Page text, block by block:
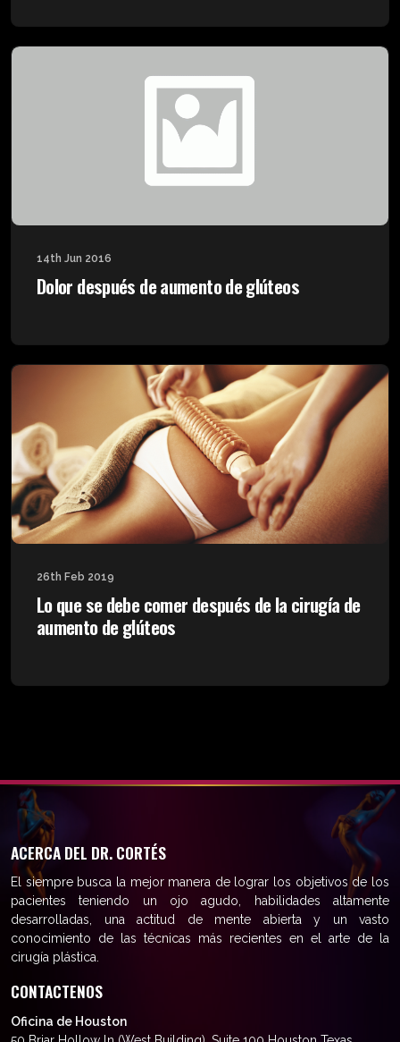
14th Jun 2016
Dolor después de aumento de glúteos
26th Feb 2019
Lo que se debe comer después de la cirugía de
aumento de glúteos
ACERCA DEL DR. CORTÉS
El siempre busca la mejor manera de lograr los objetivos de los
pacientes teniendo un ojo agudo, habilidades altamente
desarrolladas, una actitud de mente abierta y un vasto
conocimiento de las técnicas más recientes en el arte de la
cirugía plástica.
CONTACTENOS
Oficina de Houston